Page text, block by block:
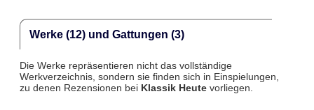
Werke (12) und Gattungen (3)
Die Werke repräsentieren nicht das vollständige
Werkverzeichnis, sondern sie finden sich in Einspielungen,
zu denen Rezensionen bei Klassik Heutevorliegen.